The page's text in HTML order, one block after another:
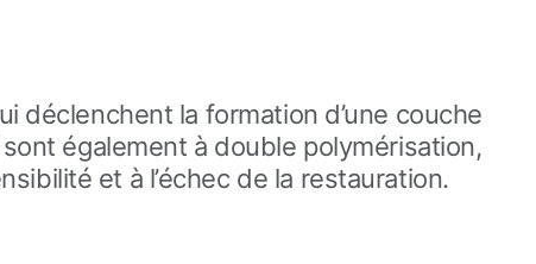
déclenchent la formation d’une couche
également à double polymérisation,
et à l’échec de la restauration.